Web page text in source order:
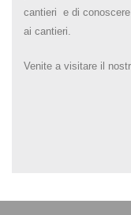
cantieri e di
ai cantieri.
Venite a visitare il